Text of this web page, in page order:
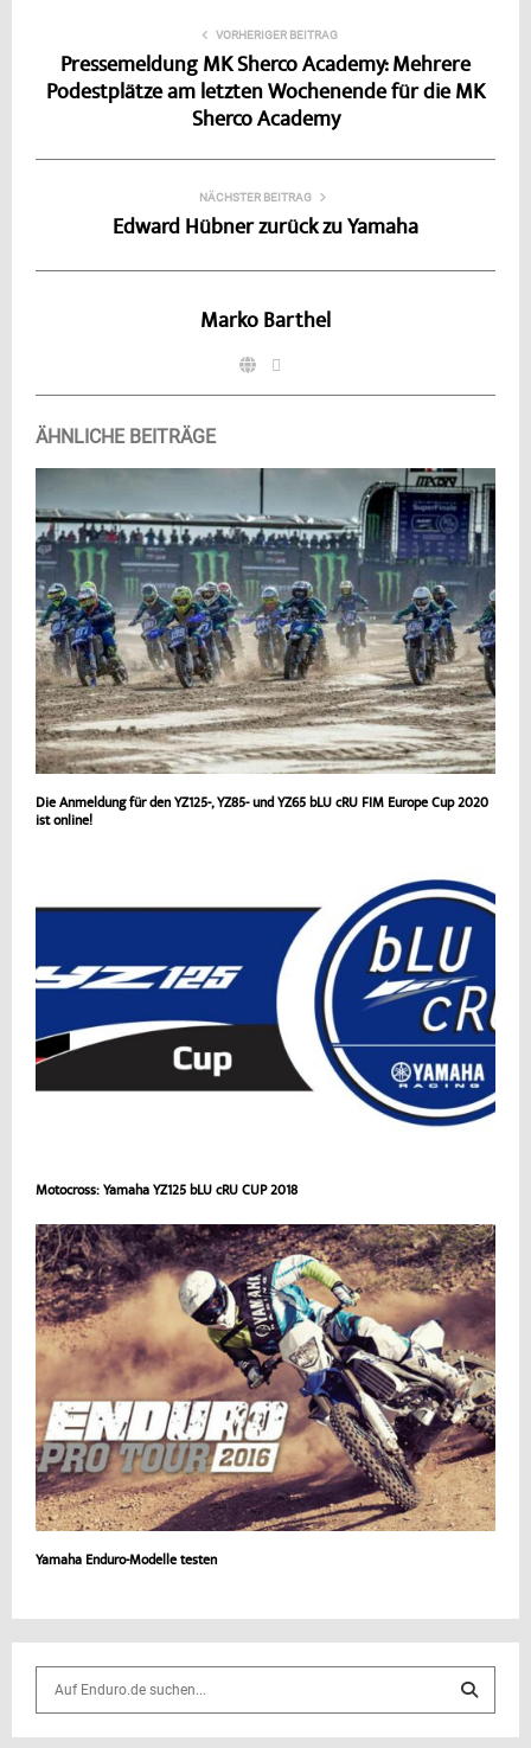
VORHERIGER BEITRAG
Pressemeldung MK Sherco Academy: Mehrere
Podestplätze am letzten Wochenende für die MK
Sherco Academy
NÄCHSTER BEITRAG
Edward Hübner zurück zu Yamaha
Marko Barthel
ÄHNLICHE BEITRÄGE
Die Anmeldung für den YZ125-, YZ85- und YZ65 bLU cRU FIM Europe Cup 2020
ist online!
Motocross: Yamaha YZ125 bLU cRU CUP 2018
Yamaha Enduro-Modelle testen
S